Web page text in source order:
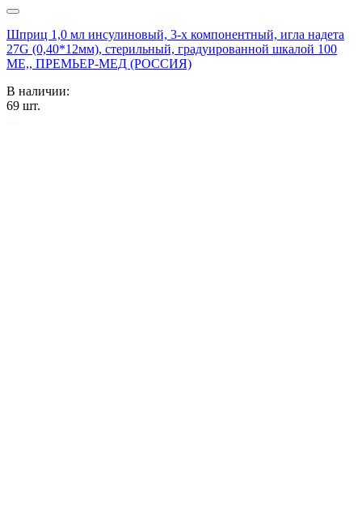
Шприц 1,0 мл инсулиновый, 3-х компонентный, игла надета
27G (0,40*12мм), стерильный, градуированной шкалой 100
МЕ,, ПРЕМЬЕР-МЕД (РОССИЯ)
В наличии:
69 шт.